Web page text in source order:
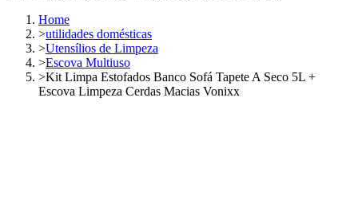
Home
>utilidades domésticas
>Utensílios de Limpeza
>Escova Multiuso
>Kit Limpa Estofados Banco Sofá Tapete A Seco 5L +
Escova Limpeza Cerdas Macias Vonixx